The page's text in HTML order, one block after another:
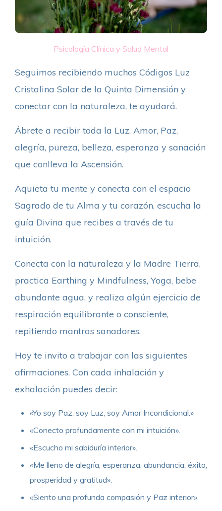
Psicología Clínica y Salud Mental
Seguimos recibiendo muchos Códigos Luz
Cristalina Solar de la Quinta Dimensión y
conectar con la naturaleza, te ayudará.
Ábrete a recibir toda la Luz, Amor, Paz,
alegría, pureza, belleza, esperanza y sanación
que conlleva la Ascensión.
Aquieta tu mente y conecta con el espacio
Sagrado de tu Alma y tu corazón, escucha la
guía Divina que recibes a través de tu
intuición.
Conecta con la naturaleza y la Madre Tierra,
practica Earthing y Mindfulness, Yoga, bebe
abundante agua, y realiza algún ejercicio de
respiración equilibrante o consciente,
repitiendo mantras sanadores.
Hoy te invito a trabajar con las siguientes
afirmaciones. Con cada inhalación y
exhalación puedes decir:
«Yo soy Paz, soy Luz, soy Amor Incondicional.»
«Conecto profundamente con mi intuición».
«Escucho mi sabiduría interior».
«Me lleno de alegría, esperanza, abundancia, éxito,
prosperidad y gratitud».
«Siento una profunda compasión y Paz interior».